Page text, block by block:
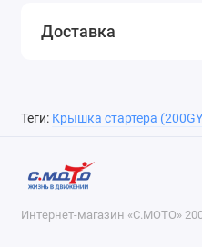
Доставка
Теги: Крышка стартера
Интернет-магазин «С.МОТО»